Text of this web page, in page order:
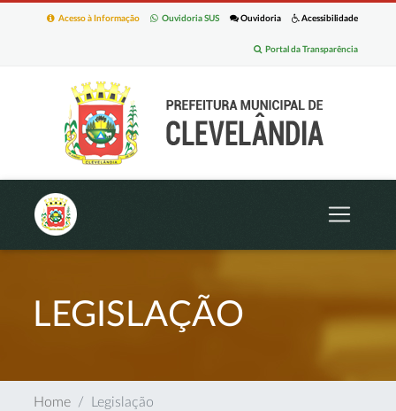
Acessibilidade
Ouvidoria
Ouvidoria SUS
Acesso à Informação
Portal da Transparência
LEGISLAÇÃO
Home Legislação